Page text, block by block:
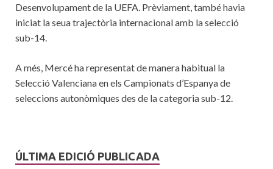
Desenvolupament de la UEFA. Prèviament, també havia
iniciat la seua trajectòria internacional amb la selecció
sub-14.
A més, Mercé ha representat de manera habitual la
Selecció Valenciana en els Campionats d’Espanya de
seleccions autonòmiques des de la categoria sub-12.
ÚLTIMA EDICIÓ PUBLICADA